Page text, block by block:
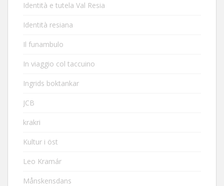
Identità e tutela Val Resia
Identità resiana
Il funambulo
In viaggio col taccuino
Ingrids boktankar
JCB
krakri
Kultur i öst
Leo Kramár
Månskensdans